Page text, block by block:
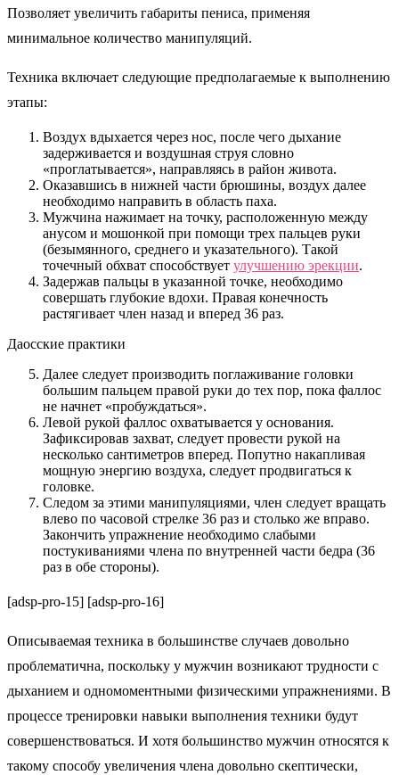
Позволяет увеличить габариты пениса, применяя
минимальное количество манипуляций.
Техника включает следующие предполагаемые к выполнению
этапы:
Воздух вдыхается через нос, после чего дыхание
задерживается и воздушная струя словно
«проглатывается», направляясь в район живота.
Оказавшись в нижней части брюшины, воздух далее
необходимо направить в область паха.
Мужчина нажимает на точку, расположенную между
анусом и мошонкой при помощи трех пальцев руки
(безымянного, среднего и указательного). Такой
точечный обхват способствует улучшению эрекции.
Задержав пальцы в указанной точке, необходимо
совершать глубокие вдохи. Правая конечность
растягивает член назад и вперед 36 раз.
Даосские практики
Далее следует производить поглаживание головки
большим пальцем правой руки до тех пор, пока фаллос
не начнет «пробуждаться».
Левой рукой фаллос охватывается у основания.
Зафиксировав захват, следует провести рукой на
несколько сантиметров вперед. Попутно накапливая
мощную энергию воздуха, следует продвигаться к
головке.
Следом за этими манипуляциями, член следует вращать
влево по часовой стрелке 36 раз и столько же вправо.
Закончить упражнение необходимо слабыми
постукиваниями члена по внутренней части бедра (36
раз в обе стороны).
[adsp-pro-15] [adsp-pro-16]
Описываемая техника в большинстве случаев довольно
проблематична, поскольку у мужчин возникают трудности с
дыханием и одномоментными физическими упражнениями. В
процессе тренировки навыки выполнения техники будут
совершенствоваться. И хотя большинство мужчин относятся к
такому способу увеличения члена довольно скептически,